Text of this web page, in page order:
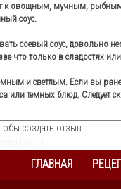
к овощным, мучным, рыбным,
соус.
соевый соус, довольно
что только в сладостях
и светлым. Если вы
или темных блюд. Следует
создать отзыв.
ГЛАВНАЯ